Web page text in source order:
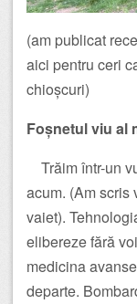
(am publicat
aici pentru ceri
chioșcuri)
Foșnetul viu al
Trăim într-un
acum. (Am scris
vaiet).
elibereze fără
medicina
departe.